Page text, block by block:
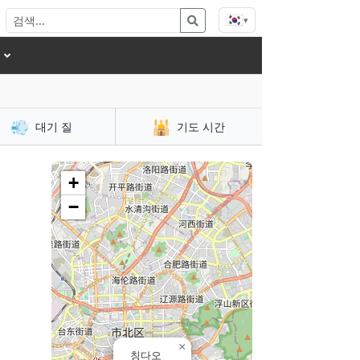
🇰🇷▾
💨 대기 질 🕌 기도 시간
칭다오
×
+
−